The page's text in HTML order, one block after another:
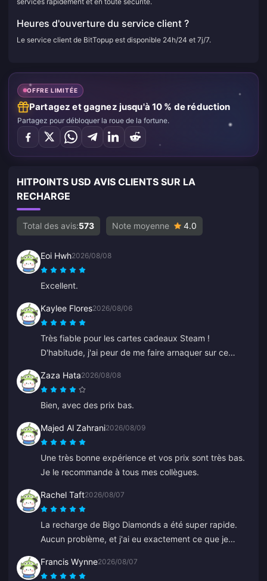
Heures d'ouverture du service client ?
Le service client de BitTopup est disponible 24h/24 et 7j/7.
OFFRE LIMITÉE
Partagez et gagnez jusqu'à 10 % de réduction
Partagez pour débloquer la roue de la fortune.
HITPOINTS USD AVIS CLIENTS SUR LA
RECHARGE
Total des avis:573 Note moyenne 4.0
Eoi Hwh2026/08/08
Excellent.
Kaylee Flores2026/08/06
Très fiable pour les cartes cadeaux Steam !
D'habitude, j'ai peur de me faire arnaquer sur ce
parfaitement. Je recommande à 10/10.
Zaza Hata2026/08/08
Bien, avec des prix bas.
Majed Al Zahrani2026/08/09
Une très bonne expérience et vos prix sont très bas.
Je le recommande à tous mes collègues.
Rachel Taft2026/08/07
La recharge de Bigo Diamonds a été super rapide.
Aucun problème, et j'ai eu exactement ce que je
Francis Wynne2026/08/07